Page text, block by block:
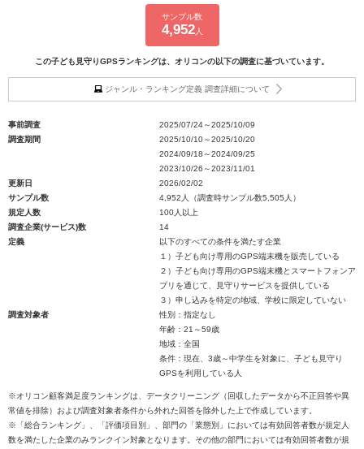
サンプル数
4,952人
この子ども見守りGPSランキングは、オリコンの以下の調査に基づいています。
ジャンル・ランキング定義 調査詳細について
事前調査
2025/07/24～2025/10/09
調査期間
2025/10/10～2025/10/20
2024/09/18～2024/09/25
2023/10/26～2023/11/01
更新日
2026/02/02
サンプル数
4,952人（調査時サンプル数5,505人）
規定人数
100人以上
調査企業(サービス)数
14
定義
以下のすべての条件を満たす企業
１）子ども向け専用のGPS端末機を販売している
２）子ども向け専用のGPS端末機とスマートフォンア
プリを通じて、見守りサービスを提供している
３）申し込みを特定の地域、学校に限定していない
調査対象者
性別：指定なし
年齢：21～59歳
地域：全国
条件：現在、3歳～中学生を対象に、子ども見守り
GPSを利用している人
※オリコン顧客満足度ランキングは、データクリーニング（回収したデータから不正回答や異
常値を排除）および調査対象者条件から外れた回答を除外した上で作成しています。
※「総合ランキング」、「評価項目別」、部門の「業態別」においては有効回答者数が規定人
数を満たした企業のみランクイン対象となります。その他の部門においては有効回答者数が規